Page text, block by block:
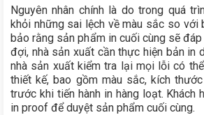
Nguyên nhân chính là do trong quá
khỏi những sai lệch về màu sắc so với
bảo rằng sản phẩm in cuối cùng sẽ
đợi, nhà sản xuất cần thực hiện bản in
nhà sản xuất kiểm tra lại mọi lỗi có
thiết kế, bao gồm màu sắc, kích
trước khi tiến hành in hàng loạt. Khách
in proof để duyệt sản phẩm cuối cùng.